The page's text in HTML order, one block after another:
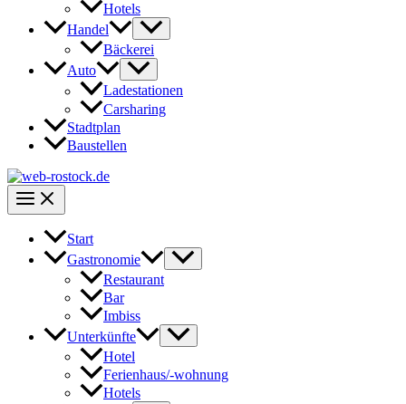
Hotels
Handel
Bäckerei
Auto
Ladestationen
Carsharing
Stadtplan
Baustellen
Start
Gastronomie
Restaurant
Bar
Imbiss
Unterkünfte
Hotel
Ferienhaus/-wohnung
Hotels